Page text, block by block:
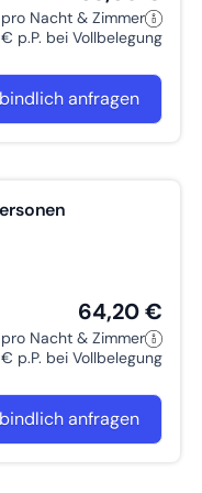
Nacht & Zimmer
p.P. bei Vollbelegung
anfragen
64,20 €
Nacht & Zimmer
p.P. bei Vollbelegung
anfragen